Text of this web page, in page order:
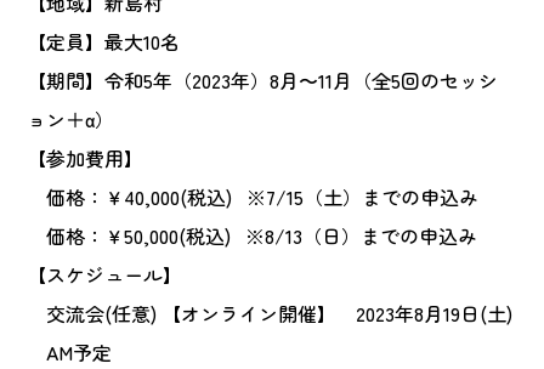
【定員】最大10名
【期間】令和5年（2023年）8月〜11月（全5回のセッシ
ョン＋α）
【参加費用】
価格：￥40,000(税込) ※7/15（土）までの申込み
価格： ￥50,000(税込) ※8/13（日）までの申込み
【スケジュール】
交流会(任意) 【オンライン開催】 2023年8月19日(土)
AM予定